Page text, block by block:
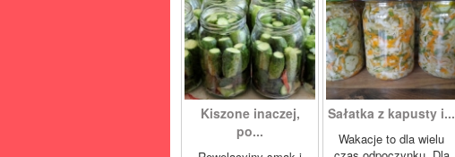
Kiszone inaczej,
po...
Sałatka z kapusty i...
Wakacje to dla wielu